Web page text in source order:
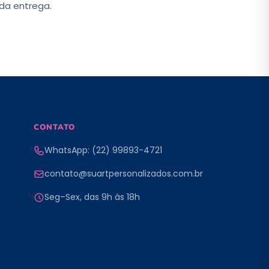
entrega.
CONTATO
WhatsApp: (22) 99893-4721
contato@suartpersonalizados.com.br
Seg–Sex, das 9h às 18h